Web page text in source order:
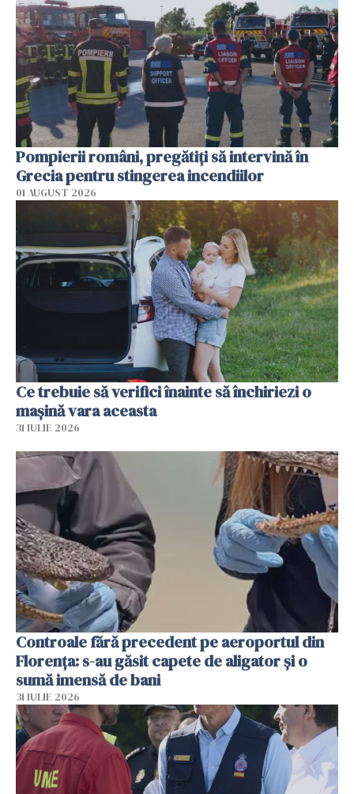
Pompierii români, pregătiţi să intervină în
Grecia pentru stingerea incendiilor
01 AUGUST 2026
Ce trebuie să verifici înainte să închiriezi o
mașină vara aceasta
31 IULIE 2026
Controale fără precedent pe aeroportul din
Florența: s-au găsit capete de aligator și o
sumă imensă de bani
31 IULIE 2026